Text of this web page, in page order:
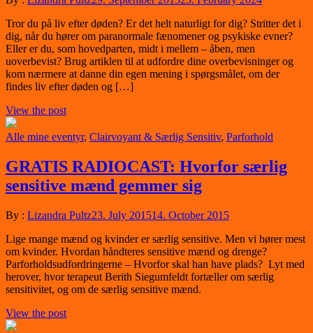
Tror du på liv efter døden? Er det helt naturligt for dig? Stritter det i
dig, når du hører om paranormale fænomener og psykiske evner?
Eller er du, som hovedparten, midt i mellem – åben, men
uoverbevist? Brug artiklen til at udfordre dine overbevisninger og
kom nærmere at danne din egen mening i spørgsmålet, om der
findes liv efter døden og […]
View the post
Alle mine eventyr, Clairvoyant & Særlig Sensitiv, Parforhold
GRATIS RADIOCAST: Hvorfor særlig
sensitive mænd gemmer sig
By : Lizandra Pultz23. July 201514. October 2015
Lige mange mænd og kvinder er særlig sensitive. Men vi hører mest
om kvinder. Hvordan håndteres sensitive mænd og drenge?
Parforholdsudfordringerne – Hvorfor skal han have plads? Lyt med
herover, hvor terapeut Berith Siegumfeldt fortæller om særlig
sensitivitet, og om de særlig sensitive mænd.
View the post